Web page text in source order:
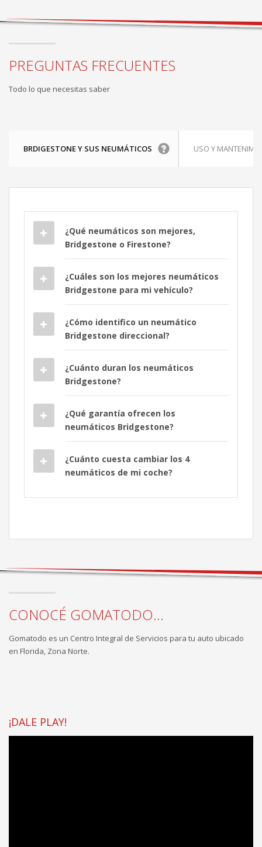
PREGUNTAS FRECUENTES
Todo lo que necesitas saber
BRDIGESTONE Y SUS NEUMÁTICOS USO Y
¿Qué neumáticos son mejores,
Bridgestone o Firestone?
¿Cuáles son los mejores neumáticos
Bridgestone para mi vehículo?
¿Cómo identifico un neumático
Bridgestone direccional?
¿Cuánto duran los neumáticos
Bridgestone?
¿Qué garantía ofrecen los
neumáticos Bridgestone?
¿Cuánto cuesta cambiar los 4
neumáticos de mi coche?
CONOCÉ GOMATODO...
Gomatodo es un Centro Integral de Servicios para tu auto ubicado
en Florida, Zona Norte.
¡DALE PLAY!